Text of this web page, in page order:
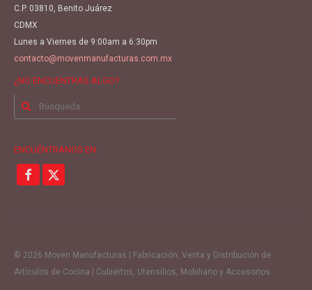
C.P. 03810, Benito Juárez
CDMX
Lunes a Viernes de 9:00am a 6:30pm
contacto@movenmanufacturas.com.mx
¿NO ENCUENTRAS ALGO?
Buscar
ENCUÉNTRANOS EN
© 2026 Moven Manufacturas | Fabricación, Venta y Distribución de
Artículos de Cocina | Cubiertos, Utensilios, Mobiliario y Accesorios